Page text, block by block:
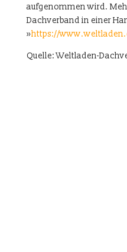
aufgenommen wird.
Dachverband in einer
»https://
Quelle: Weltladen-